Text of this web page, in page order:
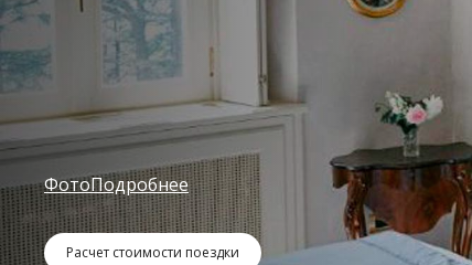
ФотоПодробнее
Расчет стоимости поездки